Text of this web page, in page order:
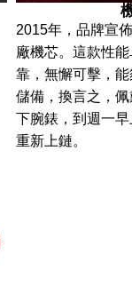
2015年，品牌宣
廠機芯。這款性
靠，無懈可擊，
儲備，換言之，
下腕錶，到週一
重新上鏈。